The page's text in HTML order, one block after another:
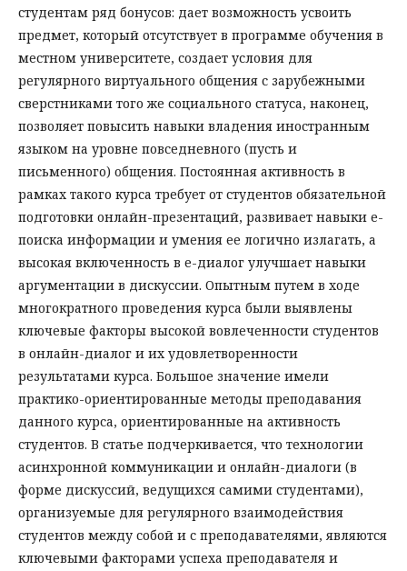
студентам ряд бонусов: дает возможность усвоить
предмет, который отсутствует в программе обучения в
местном университете, создает условия для
регулярного виртуального общения с зарубежными
сверстниками того же социального статуса, наконец,
позволяет повысить навыки владения иностранным
языком на уровне повседневного (пусть и
письменного) общения. Постоянная активность в
рамках такого курса требует от студентов обязательной
подготовки онлайн-презентаций, развивает навыки е-
поиска информации и умения ее логично излагать, а
высокая включенность в е-диалог улучшает навыки
аргументации в дискуссии. Опытным путем в ходе
многократного проведения курса были выявлены
ключевые факторы высокой вовлеченности студентов
в онлайн-диалог и их удовлетворенности
результатами курса. Большое значение имели
практико-ориентированные методы преподавания
данного курса, ориентированные на активность
студентов. В статье подчеркивается, что технологии
асинхронной коммуникации и онлайн-диалоги (в
форме дискуссий, ведущихся самими студентами),
организуемые для регулярного взаимодействия
студентов между собой и с преподавателями, являются
ключевыми факторами успеха преподавателя и